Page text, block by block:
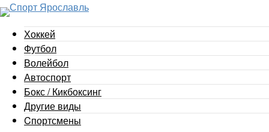
Хоккей
Футбол
Волейбол
Автоспорт
Бокс / Кикбоксинг
Другие виды
Cпортсмены